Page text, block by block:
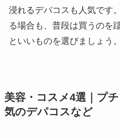
浸れるデパコスも人気です
る場合も、普段は買うのを
といいものを選びましょう。
美容・コスメ4選｜プ
気のデパコスなど